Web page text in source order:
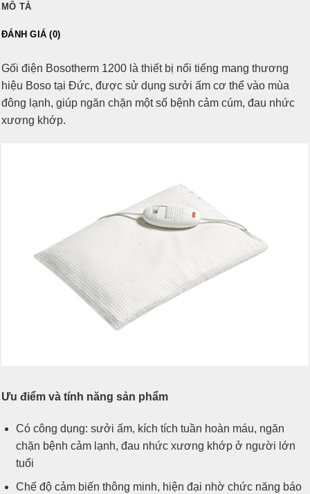
MÔ TẢ
ĐÁNH GIÁ (0)
Gối điện Bosotherm 1200 là thiết bị nổi tiếng mang thương
hiệu Boso tại Đức, được sử dụng sưởi ấm cơ thể vào mùa
đông lạnh, giúp ngăn chặn một số bệnh cảm cúm, đau nhức
xương khớp.
Ưu điểm và tính năng sản phẩm
Có công dụng: sưởi ấm, kích tích tuần hoàn máu, ngăn
chặn bệnh cảm lạnh, đau nhức xương khớp ở người lớn
tuổi
Chế độ cảm biến thông minh, hiện đại nhờ chức năng báo